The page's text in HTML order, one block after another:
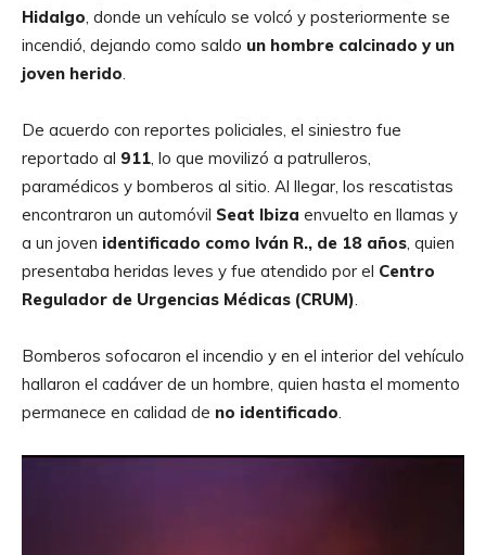
Hidalgo, donde un vehículo se volcó y posteriormente se
incendió, dejando como saldo un hombre calcinado y un
joven herido.
De acuerdo con reportes policiales, el siniestro fue
reportado al 911, lo que movilizó a patrulleros,
paramédicos y bomberos al sitio. Al llegar, los rescatistas
encontraron un automóvil Seat Ibiza envuelto en llamas y
a un joven identificado como Iván R., de 18 años, quien
presentaba heridas leves y fue atendido por el Centro
Regulador de Urgencias Médicas (CRUM).
Bomberos sofocaron el incendio y en el interior del vehículo
hallaron el cadáver de un hombre, quien hasta el momento
permanece en calidad de no identificado.